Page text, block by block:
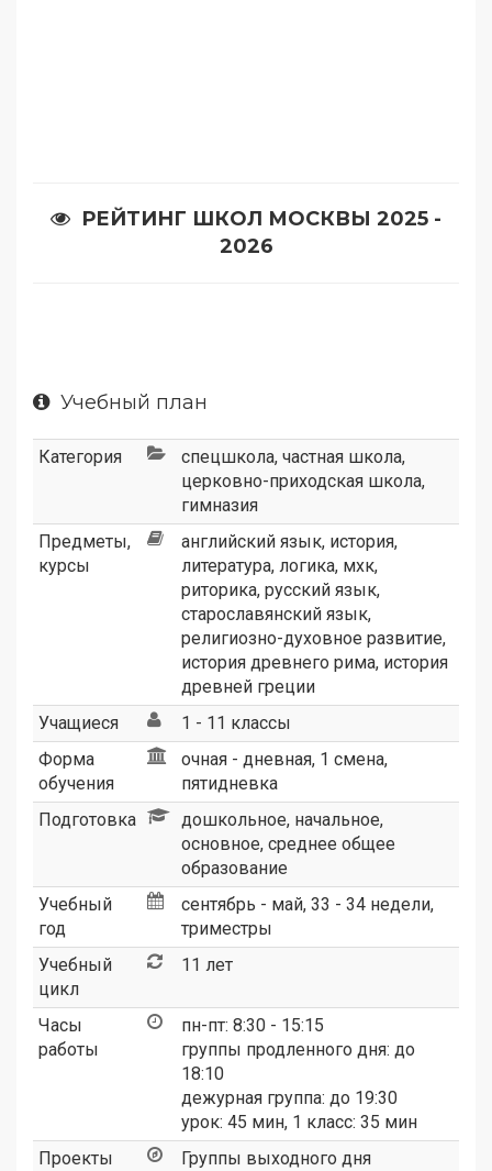
РЕЙТИНГ ШКОЛ МОСКВЫ 2025 -
2026
Учебный план
Категория спецшкола, частная школа,
церковно-приходская школа,
гимназия
Предметы,
курсы
английский язык, история,
литература, логика, мхк,
риторика, русский язык,
старославянский язык,
религиозно-духовное развитие,
история древнего рима, история
древней греции
Учащиеся
1 - 11 классы
Форма
обучения
очная - дневная, 1 смена,
пятидневка
Подготовка
дошкольное, начальное,
основное, среднее общее
образование
Учебный
год
сентябрь - май, 33 - 34 недели,
триместры
Учебный
цикл
11 лет
Часы
работы
пн-пт: 8:30 - 15:15
группы продленного дня: до
18:10
дежурная группа: до 19:30
урок: 45 мин, 1 класс: 35 мин
Проекты
Группы выходного дня